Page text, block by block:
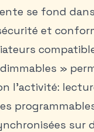
se fond
et
»
l’activité:
sur